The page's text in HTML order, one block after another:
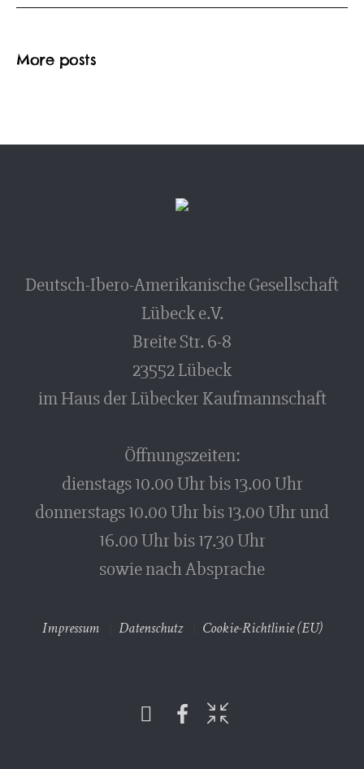
More posts
Deutsch-Ibero-Amerikanische Gesellschaft
Lübeck e.V.
Breite Str. 6-8
23552 Lübeck
im Haus der Lübecker Kaufmannschaft
Öffnungszeiten:
dienstags 10.00 Uhr bis 13.00 Uhr
donnerstags 10.00 Uhr bis 13.00 Uhr und
16.00 Uhr bis 17.30 Uhr
sowie nach Absprache
Impressum Datenschutz Cookie-Richtlinie (EU)